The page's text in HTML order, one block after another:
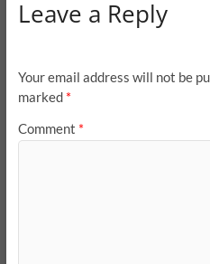
Leave a Reply
Your email address will not be
marked *
Comment *